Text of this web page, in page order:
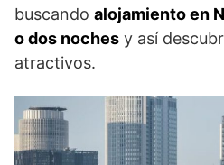
buscando alojamiento en
o dos noches y así
atractivos.